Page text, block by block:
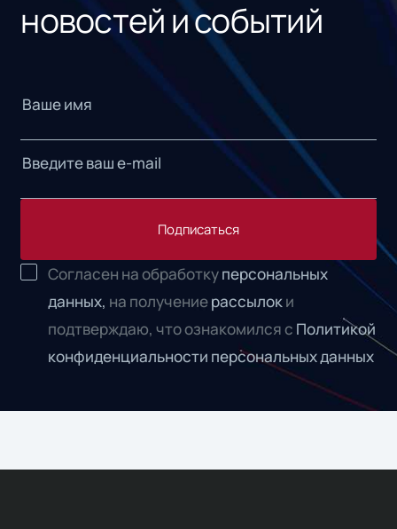
новостей и событий
Подписаться
Согласен на обработкуперсональных
данных, на получениерассылоки
подтверждаю, что ознакомился с Политикой
конфиденциальности персональных данных